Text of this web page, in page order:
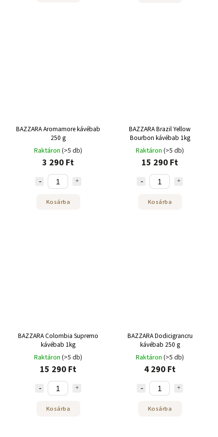
BAZZARA Aromamore kávébab
250 g
Raktáron (>5 db)
3 290 Ft
Kosárba
BAZZARA Brazil Yellow
Bourbon kávébab 1kg
Raktáron (>5 db)
15 290 Ft
Kosárba
BAZZARA Colombia Supremo
kávébab 1kg
Raktáron (>5 db)
15 290 Ft
Kosárba
BAZZARA Dodicigrancru
kávébab 250 g
Raktáron (>5 db)
4 290 Ft
Kosárba